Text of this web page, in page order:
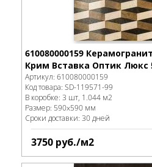
610080000159
Крим Вставка Оптик Люкс
Артикул: 610080000159
Код товара: SD-119571-99
В коробке: 3 шт, 1.044 м2
Размер: 590x590 мм
Сроки доставки: 30 дней
3750 руб./м2